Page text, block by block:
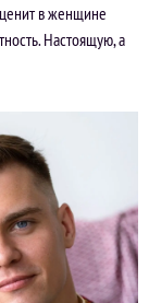
в женщине
Настоящую, а